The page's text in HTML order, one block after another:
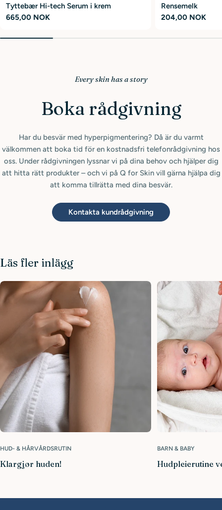
Tyttebær Hi-tech Serum i krem
Ordinær
665,00 NOK
Rensemelk
Ordinær
204,00 NOK
Every skin has a story
Boka rådgivning
Har du besvär med hyperpigmentering? Då är du varmt
välkommen att boka tid för en kostnadsfri telefonrådgivning hos
oss. Under rådgivningen lyssnar vi på dina behov och hjälper dig
att hitta rätt produkter – och vi på Q for Skin vill gärna hjälpa dig
att komma tillrätta med dina besvär.
Kontakta kundrådgivning
Läs fler inlägg
HUD- & HÅRVÅRDSRUTIN
Klargjør huden!
BARN & BABY
Hudpleierutine